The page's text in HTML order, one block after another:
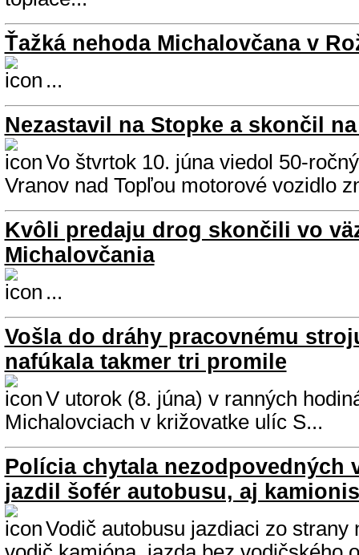
Ťažká nehoda Michalovčana v
...
Nezastavil na Stopke a skončil
Vo štvrtok 10. júna viedol 50-
Vranov nad Topľou motorové vozidlo
Kvôli predaju drog skončili vo
Michalovčania
...
Vošla do dráhy pracovnému
nafúkala takmer tri promile
V utorok (8. júna) v ranných
Michalovciach v križovatke ulíc S...
Polícia chytala nezodpovedných
jazdil šofér autobusu, aj
Vodič autobusu jazdiaci zo strany